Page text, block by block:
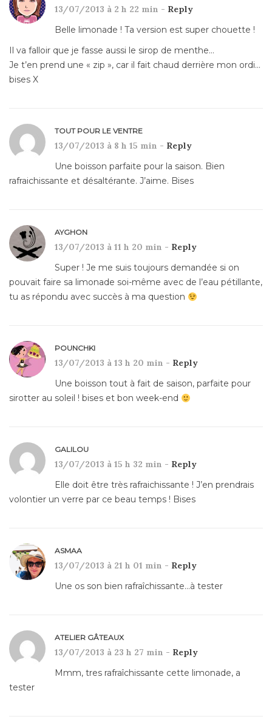
13/07/2013 à 2 h 22 min - Reply
Belle limonade ! Ta version est super chouette !
Il va falloir que je fasse aussi le sirop de menthe…
Je t’en prend une « zip », car il fait chaud derrière mon ordi…
bises X
TOUT POUR LE VENTRE
13/07/2013 à 8 h 15 min - Reply
Une boisson parfaite pour la saison. Bien
rafraichissante et désaltérante. J’aime. Bises
AYGHON
13/07/2013 à 11 h 20 min - Reply
Super ! Je me suis toujours demandée si on
pouvait faire sa limonade soi-même avec de l’eau pétillante,
tu as répondu avec succès à ma question
POUNCHKI
13/07/2013 à 13 h 20 min - Reply
Une boisson tout à fait de saison, parfaite pour
sirotter au soleil ! bises et bon week-end
GALILOU
13/07/2013 à 15 h 32 min - Reply
Elle doit être très rafraichissante ! J’en prendrais
volontier un verre par ce beau temps ! Bises
ASMAA
13/07/2013 à 21 h 01 min - Reply
Une os son bien rafraîchissante…à tester
ATELIER GÂTEAUX
13/07/2013 à 23 h 27 min - Reply
Mmm, tres rafraîchissante cette limonade, a
tester